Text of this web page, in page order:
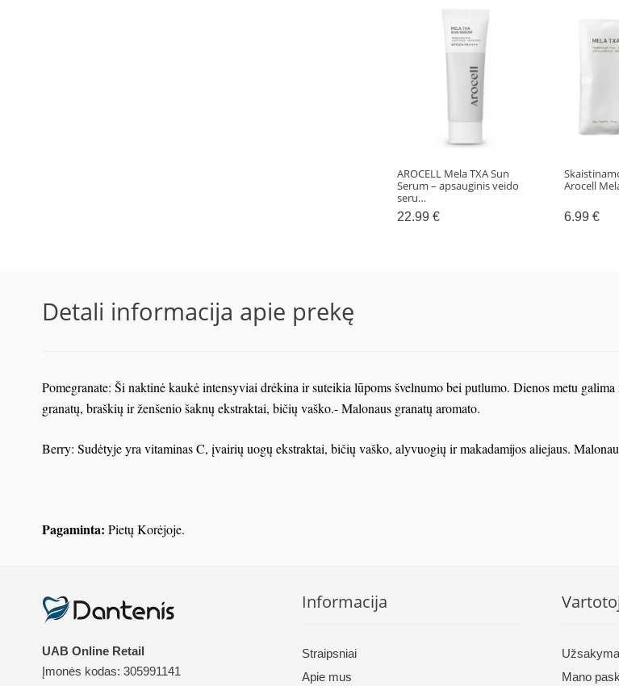
AROCELL Mela TXA Sun
Serum – apsauginis veido
seru…
22.99€
Arocell
6.99 €
Detali informacija apie prekę
Pomegranate: Ši naktinė kaukė intensyviai drėkina ir suteikia lūpoms švelnumo bei putlumo. Dienos metu
granatų, braškių ir ženšenio šaknų ekstraktai, bičių vaško.- Malonaus granatų aromato.
Berry: Sudėtyje yra vitaminas C, įvairių uogų ekstraktai, bičių vaško, alyvuogių ir makadamijos aliejaus.
Pagaminta: Pietų Korėjoje.
UAB Online Retail
Įmonės kodas: 305991141
Informacija
Straipsniai
Apie mus
Mano